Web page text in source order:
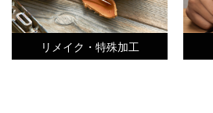
リメイク・特殊加工